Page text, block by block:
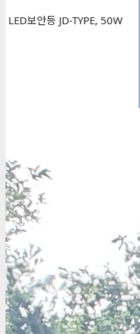
LED보안등 JD-TYPE, 50W